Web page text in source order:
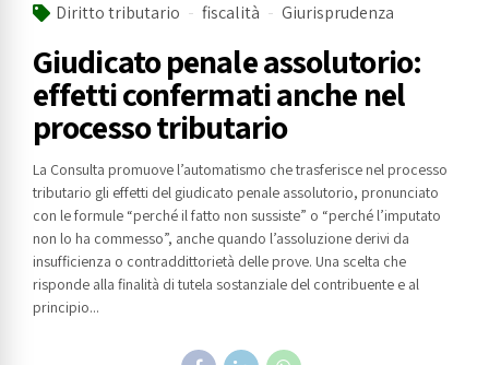
Diritto tributario fiscalità Giurisprudenza
Giudicato penale assolutorio:
effetti confermati anche nel
processo tributario
La Consulta promuove l’automatismo che trasferisce nel processo
tributario gli effetti del giudicato penale assolutorio, pronunciato
con le formule “perché il fatto non sussiste” o “perché l’imputato
non lo ha commesso”, anche quando l’assoluzione derivi da
insufficienza o contraddittorietà delle prove. Una scelta che
risponde alla finalità di tutela sostanziale del contribuente e al
principio...